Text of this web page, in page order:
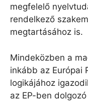
megfelelő
rendelkező
megtartásához is.
Mindeközben a
inkább az Európai
logikájához
az EP-ben